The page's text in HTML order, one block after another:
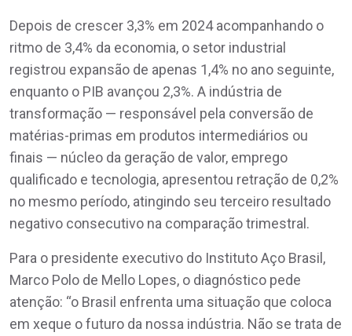
Depois de crescer 3,3% em 2024 acompanhando o
ritmo de 3,4% da economia, o setor industrial
registrou expansão de apenas 1,4% no ano seguinte,
enquanto o PIB avançou 2,3%. A indústria de
transformação — responsável pela conversão de
matérias-primas em produtos intermediários ou
finais — núcleo da geração de valor, emprego
qualificado e tecnologia, apresentou retração de 0,2%
no mesmo período, atingindo seu terceiro resultado
negativo consecutivo na comparação trimestral.
Para o presidente executivo do Instituto Aço Brasil,
Marco Polo de Mello Lopes, o diagnóstico pede
atenção: “o Brasil enfrenta uma situação que coloca
em xeque o futuro da nossa indústria. Não se trata de